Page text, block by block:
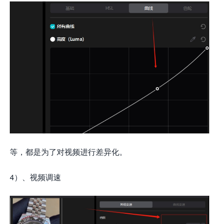
等，都是为了对视频进行差异化。
4）、视频调速